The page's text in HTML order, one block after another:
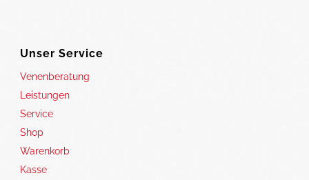
Unser Service
Venenberatung
Leistungen
Service
Shop
Warenkorb
Kasse